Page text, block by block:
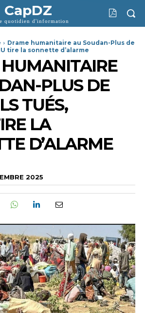
CapDZ
quotidien d'information
Drame humanitaire au Soudan-Plus de
tire la sonnette d’alarme
PLUS DE
TUÉS,
LA
D’ALARME
2025